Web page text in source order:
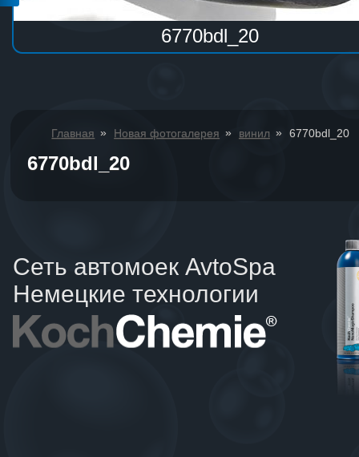
6770bdl_20
Главная » Новая фотогалерея » винил » 6770bdl_20
6770bdl_20
Сеть автомоек AvtoSpa
Немецкие технологии